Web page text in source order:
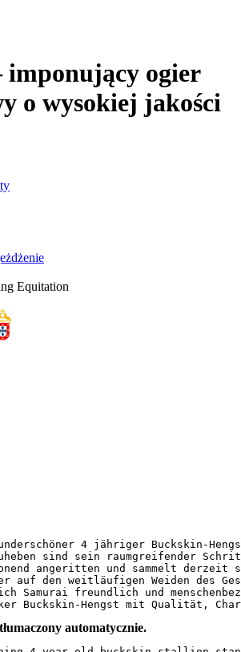
imponujący ogier
o wysokiej jakości
Equitation
4 jähriger Buckskin-
sind sein raumgreifender
angeritten und sammelt
auf den weitläufigen Weiden des
Samurai freundlich und
Buckskin-Hengst mit Qualität,
automatycznie.